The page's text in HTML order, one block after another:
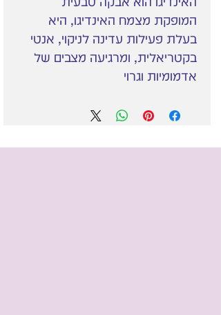
המופקת מצמח האינדיגו, היא
בעלת פעילות עדינה לניקוי, אנטי
בקטריאלית, ומרגיעה מצבים של
אדמומיות וגרוי